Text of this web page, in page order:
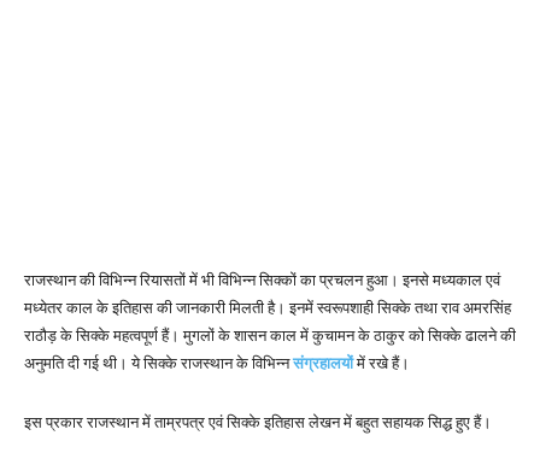
राजस्थान की विभिन्न रियासतों में भी विभिन्न सिक्कों का प्रचलन हुआ। इनसे मध्यकाल एवं
मध्येतर काल के इतिहास की जानकारी मिलती है। इनमें स्वरूपशाही सिक्के तथा राव अमरसिंह
राठौड़ के सिक्के महत्वपूर्ण हैं। मुगलों के शासन काल में कुचामन के ठाकुर को सिक्के ढालने की
अनुमति दी गई थी। ये सिक्के राजस्थान के विभिन्नसंग्रहालयों में रखे हैं।
इस प्रकार राजस्थान में ताम्रपत्र एवं सिक्के इतिहास लेखन में बहुत सहायक सिद्ध हुए हैं।